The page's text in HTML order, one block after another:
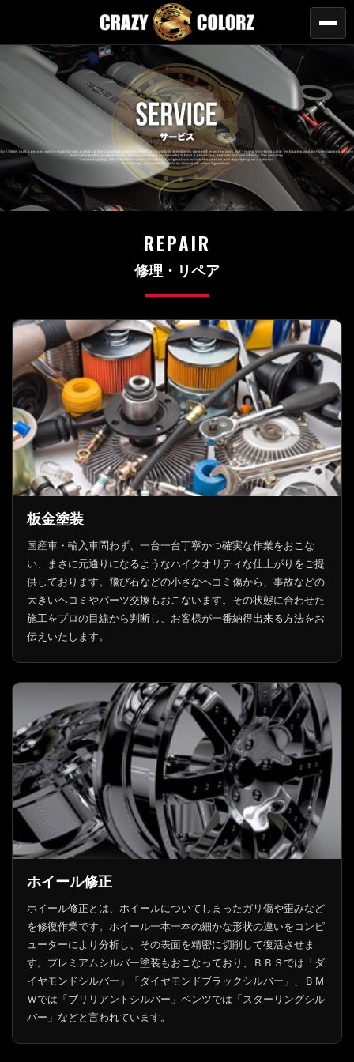
REPAIR
修理・リペア
板金塗装
国産車・輸入車問わず、一台一台丁寧かつ確実な作業をおこな
い、まさに元通りになるようなハイクオリティな仕上がりをご提
供しております。飛び石などの小さなヘコミ傷から、事故などの
大きいヘコミやパーツ交換もおこないます。その状態に合わせた
施工をプロの目線から判断し、お客様が一番納得出来る方法をお
伝えいたします。
ホイール修正
ホイール修正とは、ホイールについてしまったガリ傷や歪みなど
を修復作業です。ホイール一本一本の細かな形状の違いをコンピ
ューターにより分析し、その表面を精密に切削して復活させま
す。プレミアムシルバー塗装もおこなっており、ＢＢＳでは「ダ
イヤモンドシルバー」「ダイヤモンドブラックシルバー」、ＢＭ
Ｗでは「ブリリアントシルバー」ベンツでは「スターリングシル
バー」などと言われています。